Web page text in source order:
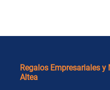
Regalos Empresariales y
Altea